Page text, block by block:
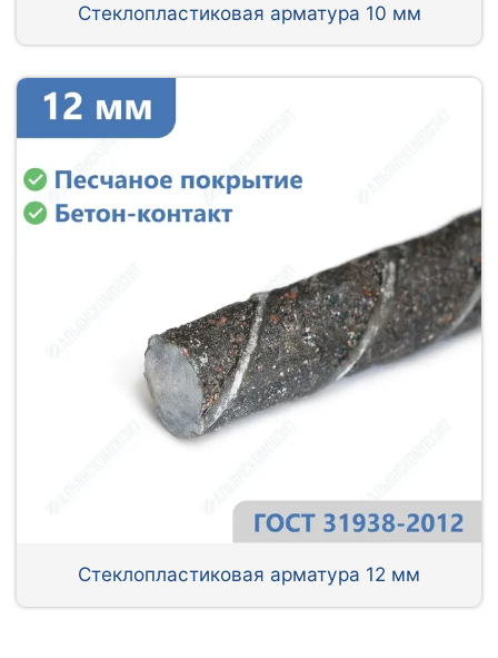
Стеклопластиковая арматура 10 мм
Стеклопластиковая арматура 12 мм